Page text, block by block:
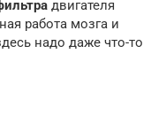
двигателя
работа мозга и
надо даже что-то